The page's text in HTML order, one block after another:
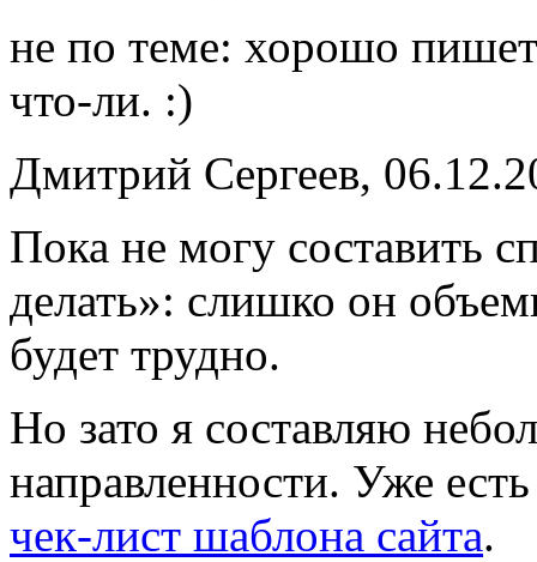
не по теме: хорошо
что-ли. :)
Дмитрий Сергеев,
Пока не могу составить
делать»: слишко он
будет трудно.
Но зато я составляю
направленности. Уже
чек-лист шаблона сайта.